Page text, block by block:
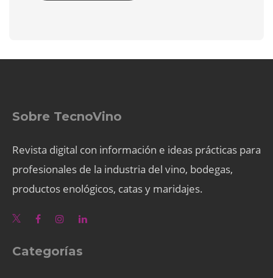
Sobre TecnoVino
Revista digital con información e ideas prácticas para
profesionales de la industria del vino, bodegas,
productos enológicos, catas y maridajes.
Categorías